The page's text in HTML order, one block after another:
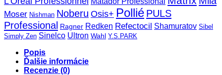
Moser Nishman Noberu Osis+ Pollié PULS
Professional Ragner Redken Refectocil Shamuratov Sibel
Simply Zen Sinelco Ultron Wahl Y.S.PARK
Popis
Ďalšie informácie
Recenzie (0)